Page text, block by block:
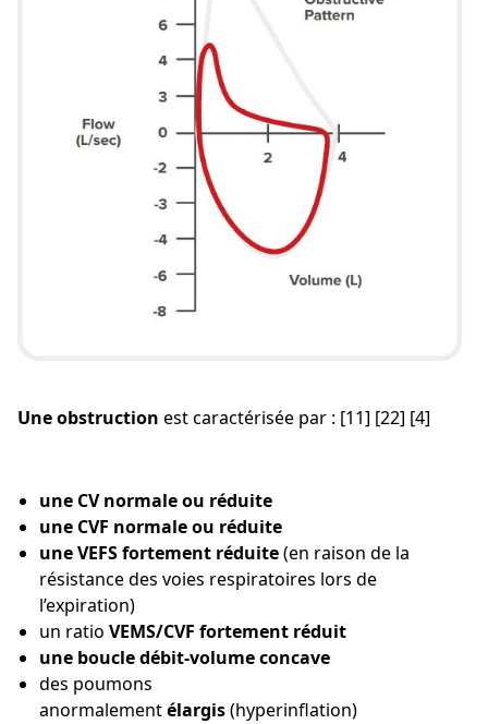
Une obstruction est caractérisée par : [11] [22] [4]
une CV normale ou réduite
une CVF normale ou réduite
une VEFS fortement réduite(en raison de la
résistance des voies respiratoires lors de
l’expiration)
un ratio VEMS/CVF fortement réduit
une boucle débit-volume concave
des poumons
anormalementélargis(hyperinflation)